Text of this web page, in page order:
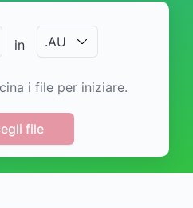
in .AU
i file per iniziare.
file